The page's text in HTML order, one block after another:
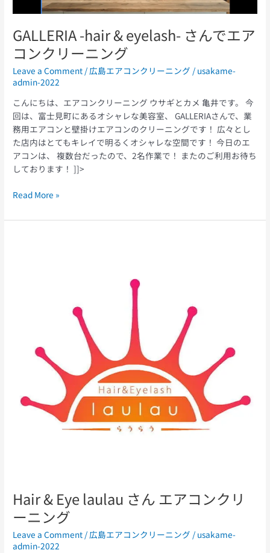
GALLERIA -hair & eyelash- さんでエア
コンクリーニング
Leave a Comment / 広島エアコンクリーニング / usakame-
admin-2022
こんにちは、エアコンクリーニング ウサギとカメ 亀井です。 今
回は、富士見町にあるオシャレな美容室、 GALLERIAさんで、業
務用エアコンと壁掛けエアコンのクリーニングです！ 広々とし
た店内はとてもキレイで明るくオシャレな空間です！ 今日のエ
アコンは、 複数台だったので、2名作業で！ またのご利用お待ち
しております！ ]]>
エ
コ
ン
ク
リ
ニ
ン
グ
Read More »
Hair & Eye laulau さん エアコンクリ
ーニング
Leave a Comment /広島エアコンクリーニング / usakame-
admin-2022
ー